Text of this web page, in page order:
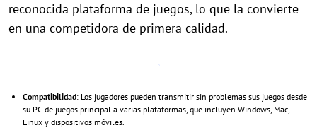
reconocida plataforma de juegos, lo que la convierte
en una competidora de primera calidad.
Compatibilidad: Los jugadores pueden transmitir sin problemas sus juegos desde
su PC de juegos principal a varias plataformas, que incluyen Windows, Mac,
Linux y dispositivos móviles.